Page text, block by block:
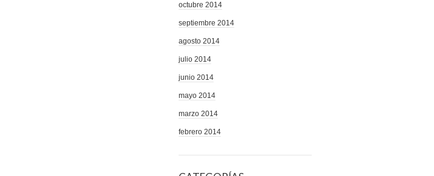
octubre 2014
septiembre 2014
agosto 2014
julio 2014
junio 2014
mayo 2014
marzo 2014
febrero 2014